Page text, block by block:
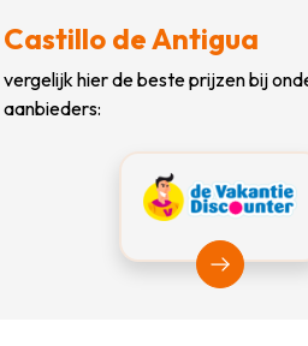
Castillo de Antigua
vergelijk hier de beste prijzen bij
aanbieders:
Bekijk